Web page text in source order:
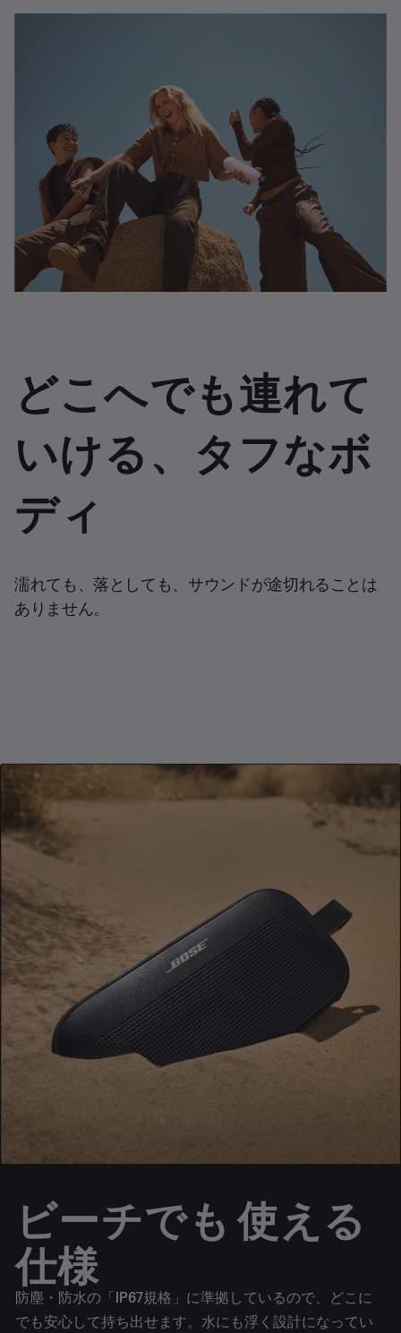
どこへでも連れて
いける、タフなボ
ディ
濡れても、落としても、サウンドが途切れることは
ありません。
ビーチでも 使える
仕様
防塵・防水の「IP67規格」に準拠しているので、どこに
でも安心して持ち出せます。水にも浮く設計になってい